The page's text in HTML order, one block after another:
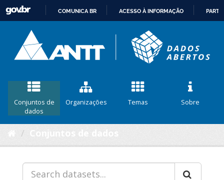
CONTEÚDO
COMUNICA BR ACESSO À INFORMAÇÃO
Conjuntos de
dados
Organizações Temas Sobre